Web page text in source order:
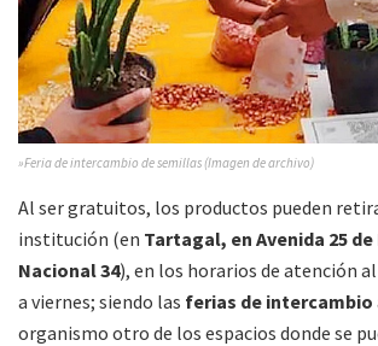
»Feria de intercambio de semillas (Imagen de archivo)
Al ser gratuitos, los productos pueden
institución (en Tartagal, en Avenida 25 de
Nacional 34), en los horarios de atención
a viernes; siendo las ferias de intercambio
organismo otro de los espacios donde se